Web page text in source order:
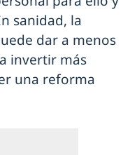
sanidad, la
dar a menos
invertir más
una reforma